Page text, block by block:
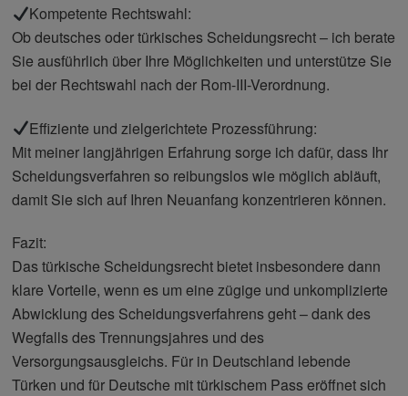
Kompetente Rechtswahl:
Ob deutsches oder türkisches Scheidungsrecht – ich berate
Sie ausführlich über Ihre Möglichkeiten und unterstütze Sie
bei der Rechtswahl nach der Rom-III-Verordnung.
Effiziente und zielgerichtete Prozessführung:
Mit meiner langjährigen Erfahrung sorge ich dafür, dass Ihr
Scheidungsverfahren so reibungslos wie möglich abläuft,
damit Sie sich auf Ihren Neuanfang konzentrieren können.
Fazit:
Das türkische Scheidungsrecht bietet insbesondere dann
klare Vorteile, wenn es um eine zügige und unkomplizierte
Abwicklung des Scheidungsverfahrens geht – dank des
Wegfalls des Trennungsjahres und des
Versorgungsausgleichs. Für in Deutschland lebende
Türken und für Deutsche mit türkischem Pass eröffnet sich